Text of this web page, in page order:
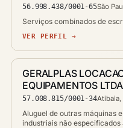
56.998.438/0001-65São
Serviços combinados de
VER PERFIL →
GERALPLAS
EQUIPAMENTOS LTDA
57.008.815/0001-34Atibaia,
Aluguel de outras máquinas
industriais não